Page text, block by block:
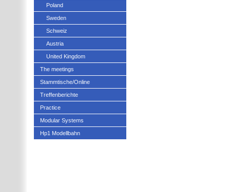
Poland
Sweden
Schweiz
Austria
United Kingdom
The meetings
Stammtische/Online
Treffenberichte
Practice
Modular Systems
Hp1 Modellbahn